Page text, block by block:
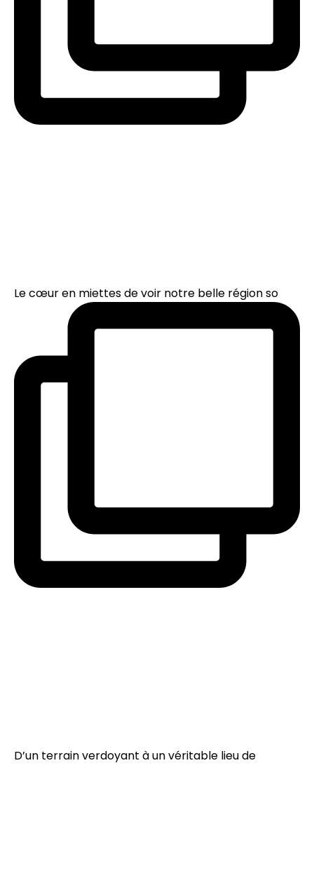
Le cœur en miettes de voir notre belle région so
D’un terrain verdoyant à un véritable lieu de